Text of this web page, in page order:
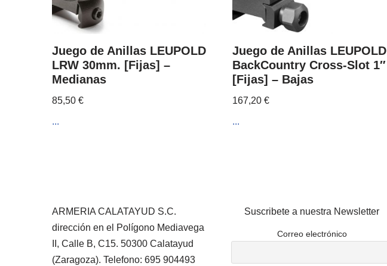
Juego de Anillas LEUPOLD
LRW 30mm. [Fijas] –
Medianas
85,50 €
...
Juego de Anillas LEUPOLD
BackCountry Cross-Slot 1″
[Fijas] – Bajas
167,20€
...
ARMERIA CALATAYUD S.C.
dirección en el Polígono Mediavega
II, Calle B, C15. 50300 Calatayud
(Zaragoza). Telefono: 695 904493
Suscribete a nuestra Newsletter
Correo electrónico